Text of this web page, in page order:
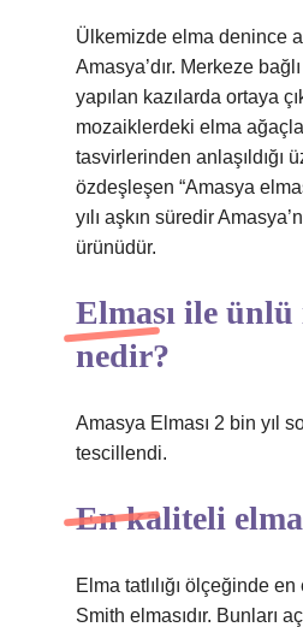
Ülkemizde elma denince
Amasya’dır. Merkeze
yapılan kazılarda ortaya
mozaiklerdeki elma
tasvirlerinden anlaşıldığı
özdeşleşen “Amasya
yılı aşkın süredir
ürünüdür.
Elması ile
nedir?
Amasya Elması 2 bin yıl
tescillendi.
En kaliteli
Elma tatlılığı ölçeğinde
Smith elmasıdır. Bunları